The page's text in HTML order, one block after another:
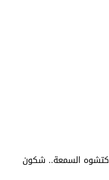
السمعة.. شكون